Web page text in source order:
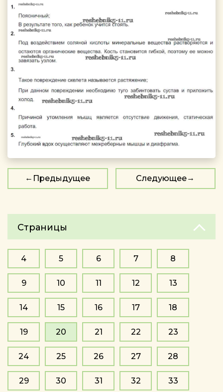
Предыдущее Следующее
Страницы
4 5 6 7 8
9 10 11 12 13
14 15 16 17 18
19 20 21 22 23
24 25 26 27 28
29 30 31 32 33